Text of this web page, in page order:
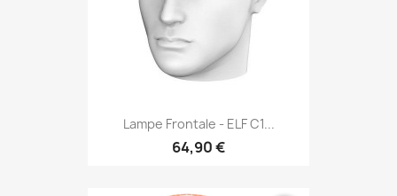
Lampe Frontale - ELF C1...
64,90 €